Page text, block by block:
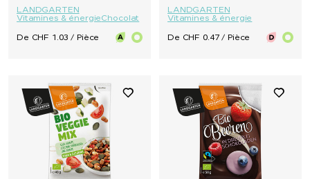
LANDGARTEN
Vitamines & énergieChocolat
De CHF 1.03 / Pièce
LANDGARTEN
Vitamines & énergie
De CHF 0.47 / Pièce